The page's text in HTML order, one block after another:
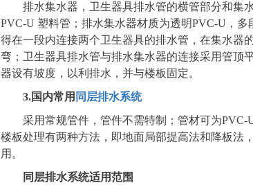
排水集水器，卫生器具排水管的横管部分和集
PVC-U 塑料管；排水集水器材质为透明PVC-U，
得在一段内连接两个卫生器具的排水管，在集水器
弯；卫生器具排水管与排水集水器的连接采用管顶
器设有坡度，以利排水，并与楼板固定。
3.国内常用 同层排水系统
采用常规管件，管件不需特制；管材可为
楼板处理有两种方法，即地面局部提高法和降板法
用。
同层排水系统适用范围